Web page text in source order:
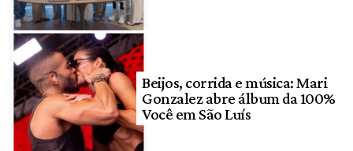
Beijos, corrida e música: Mari
Gonzalez abre álbum da 100%
Você em São Luís